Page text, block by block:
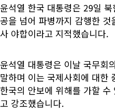
윤석열 한국 대통령은 29일
공을 넘어 파병까지 감행한
사 야합이라고 지적했습니다.
윤석열 대통령은 이날 국무회
말하며 이는 국제사회에 대한
한국의 안보에 위해를 가할
고 강조했습니다.